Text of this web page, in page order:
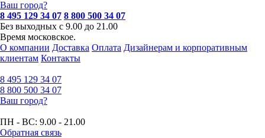
Ваш город?
8 495 129 34 07 8 800 500 34 07
Без выходных с 9.00 до 21.00
Время московское.
О компании Доставка Оплата Дизайнерам и корпоративным
клиентам Контакты
8 495 129 34 07
8 800 500 34 07
Ваш город?
ПН - ВС: 9.00 - 21.00
Обратная связь